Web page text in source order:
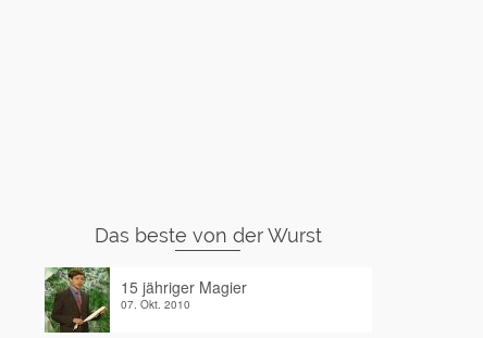
Das beste von der Wurst
15 jähriger Magier
07. Okt. 2010